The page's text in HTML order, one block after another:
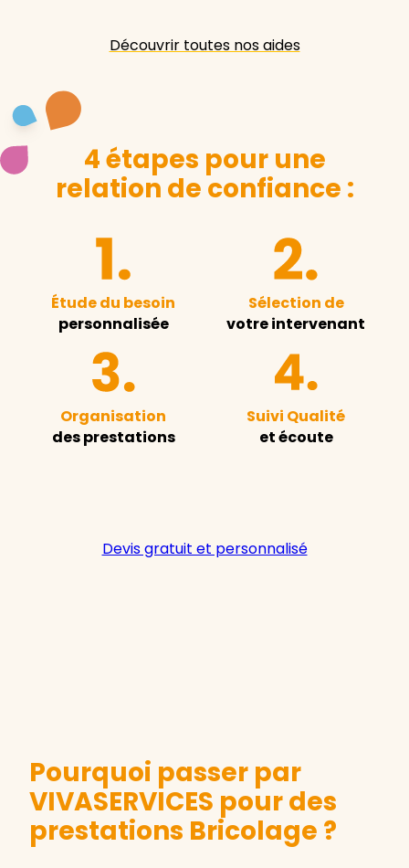
Découvrir toutes nos aides
4 étapes pour une
relation de confiance :
Étude du besoin
personnalisée
Sélection de
votre intervenant
Organisation
des prestations
Suivi Qualité
et écoute
Devis gratuit et personnalisé
Pourquoi passer par
VIVASERVICES pour des
prestations Bricolage ?